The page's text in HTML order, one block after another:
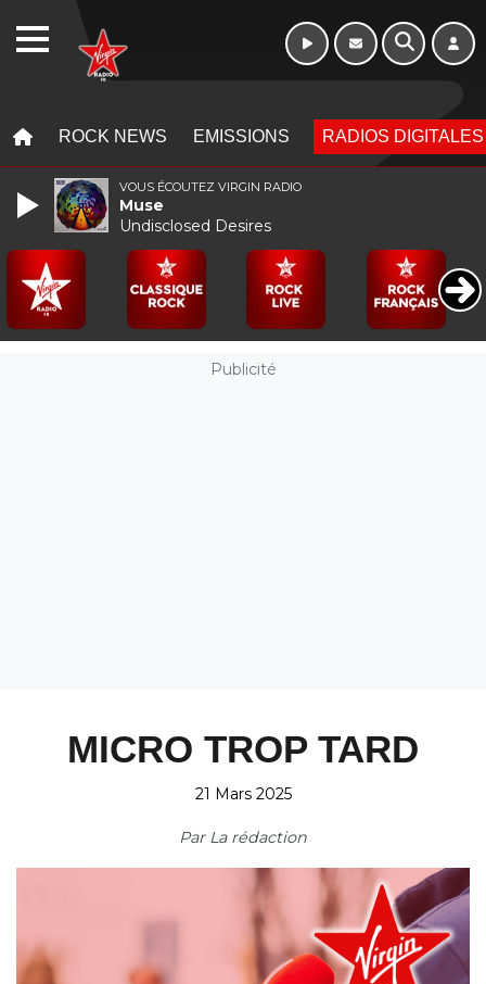
ROCK NEWS EMISSIONS RADIOS DIGITALES
Publicité
MICRO TROP TARD
21 Mars 2025
Par La rédaction
VOUS ÉCOUTEZ VIRGIN RADIO
Muse
Undisclosed Desires
WEBRADIO 16h - 20h